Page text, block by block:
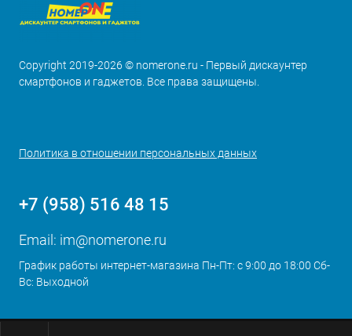
Copyright 2019-2026 © nomerone.ru - Первый дискаунтер
смартфонов и гаджетов. Все права защищены.
Политика в отношении персональных данных
+7 (958) 516 48 15
Email: im@nomerone.ru
График работы интернет-магазина Пн-Пт: с 9:00 до 18:00 Сб-
Вс: Выходной